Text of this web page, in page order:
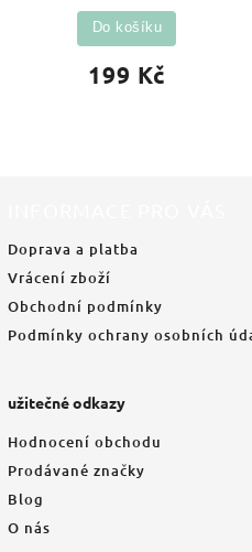
199 Kč
Do košíku
Doprava a platba
Vrácení zboží
Obchodní podmínky
Podmínky ochrany osobních
užitečné odkazy
Hodnocení obchodu
Prodávané značky
Blog
O nás